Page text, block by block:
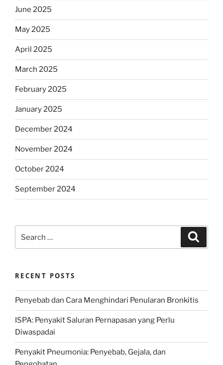
June 2025
May 2025
April 2025
March 2025
February 2025
January 2025
December 2024
November 2024
October 2024
September 2024
for:
RECENT POSTS
Penyebab dan Cara Menghindari Penularan Bronkitis
ISPA: Penyakit Saluran Pernapasan yang Perlu
Diwaspadai
Penyakit Pneumonia: Penyebab, Gejala, dan